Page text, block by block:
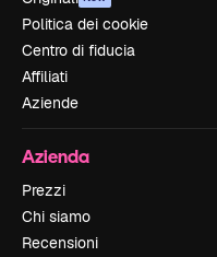
Politica dei cookie
Centro di fiducia
Affiliati
Aziende
Azienda
Prezzi
Chi siamo
Recensioni